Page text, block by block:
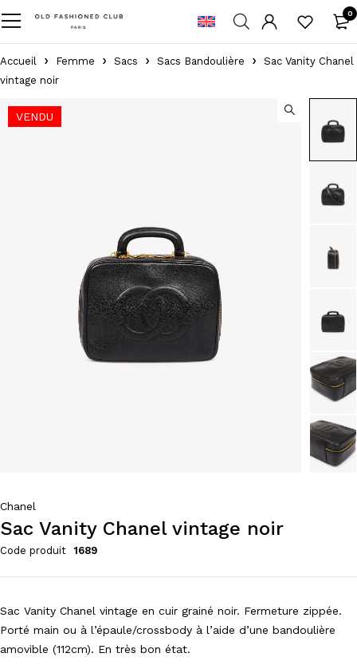
0
Accueil Femme Sacs Sacs Bandoulière
Sac Vanity Chanel
vintage noir
VENDU
Chanel
Sac Vanity Chanel vintage noir
Code produit 1689
Sac Vanity Chanel vintage en cuir grainé noir. Fermeture zippée.
Porté main ou à l’épaule/crossbody à l’aide d’une bandoulière
amovible (112cm). En très bon état.